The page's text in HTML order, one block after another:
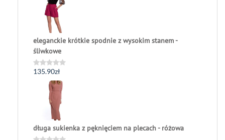
eleganckie krótkie spodnie z wysokim stanem -
śliwkowe
Oceniono
135.90zł
długa sukienka z pęknięciem na plecach - różowa